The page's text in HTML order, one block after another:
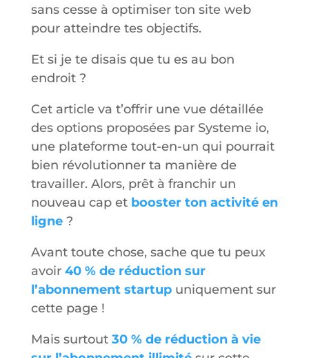
sans cesse à optimiser ton site web
pour atteindre tes objectifs.
Et si je te disais que tu es au bon
endroit ?
Cet article va t’offrir une vue détaillée
des options proposées par Systeme io,
une plateforme tout-en-un qui pourrait
bien révolutionner ta manière de
travailler. Alors, prêt à franchir un
nouveau cap et booster ton activité en
ligne?
Avant toute chose, sache que tu peux
avoir 40 % de réduction sur
l’abonnement startupuniquement sur
cette page !
Mais surtout 30 % de réduction à vie